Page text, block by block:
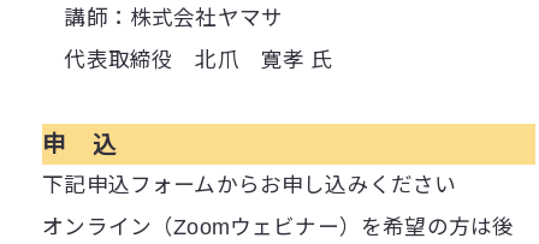
講師：株式会社ヤマサ
代表取締役 北爪 寛孝 氏
申 込
下記申込フォームからお申し込みください
オンライン（Zoomウェビナー）を希望の方は後